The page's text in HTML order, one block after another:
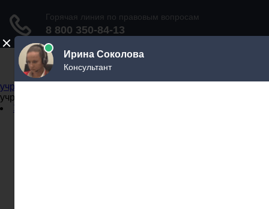
Не официальный справочник государственных
учреждений
учреждений
Задать вопрос юристу